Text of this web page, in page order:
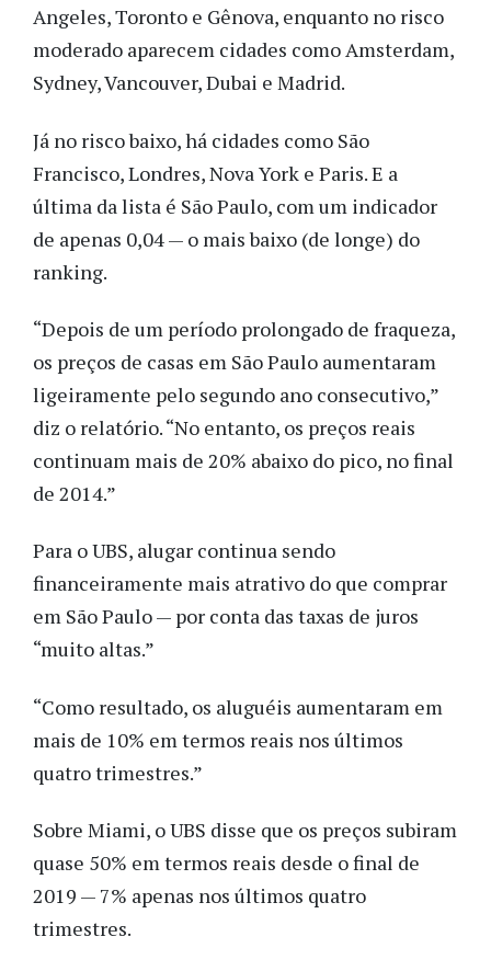
Angeles, Toronto e Gênova, enquanto no risco
moderado aparecem cidades como Amsterdam,
Sydney, Vancouver, Dubai e Madrid.
Já no risco baixo, há cidades como São
Francisco, Londres, Nova York e Paris. E a
última da lista é São Paulo, com um indicador
de apenas 0,04 — o mais baixo (de longe) do
ranking.
“Depois de um período prolongado de fraqueza,
os preços de casas em São Paulo aumentaram
ligeiramente pelo segundo ano consecutivo,”
diz o relatório. “No entanto, os preços reais
continuam mais de 20% abaixo do pico, no final
de 2014.”
Para o UBS, alugar continua sendo
financeiramente mais atrativo do que comprar
em São Paulo — por conta das taxas de juros
“muito altas.”
“Como resultado, os aluguéis aumentaram em
mais de 10% em termos reais nos últimos
quatro trimestres.”
Sobre Miami, o UBS disse que os preços subiram
quase 50% em termos reais desde o final de
2019 — 7% apenas nos últimos quatro
trimestres.